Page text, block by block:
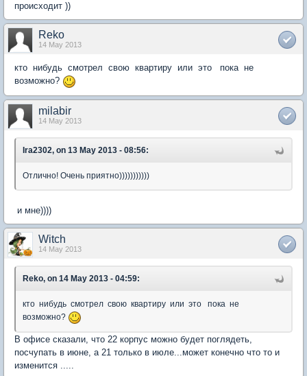
происходит ))
Reko
14 May 2013
кто нибудь смотрел свою квартиру или это пока не
возможно?
milabir
14 May 2013
Ira2302, on 13 May 2013 - 08:56:
Отлично! Очень приятно)))))))))))
и мне))))
Witch
14 May 2013
Reko, on 14 May 2013 - 04:59:
кто нибудь смотрел свою квартиру или это пока не
возможно?
В офисе сказали, что 22 корпус можно будет поглядеть,
посчупать в июне, а 21 только в июле...может конечно что то и
изменится .....